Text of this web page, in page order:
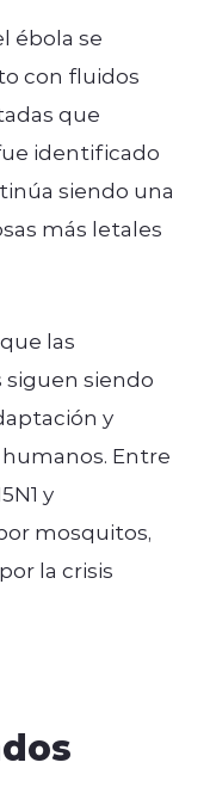
ébola se
con fluidos
que
identificado
siendo una
más letales
las
siendo
y
Entre
y
mosquitos,
la crisis